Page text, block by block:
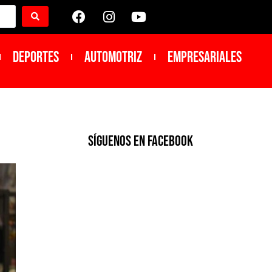
DEPORTES Automotriz Empresariales
SíGUENOS EN FACEBOOK